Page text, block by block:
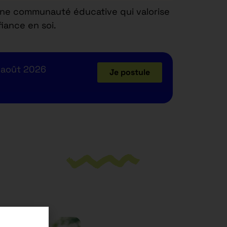
communauté éducative qui valorise
en soi.
2026 Je postule